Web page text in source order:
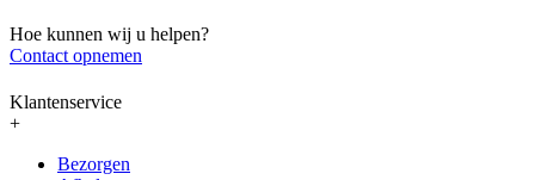
Hoe kunnen wij u helpen?
Contact opnemen
Klantenservice
+
Bezorgen